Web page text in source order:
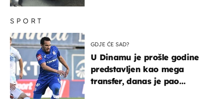
SPORT
GDJE ĆE SAD?
U Dinamu je prošle godine
predstavljen kao mega
transfer, danas je pao